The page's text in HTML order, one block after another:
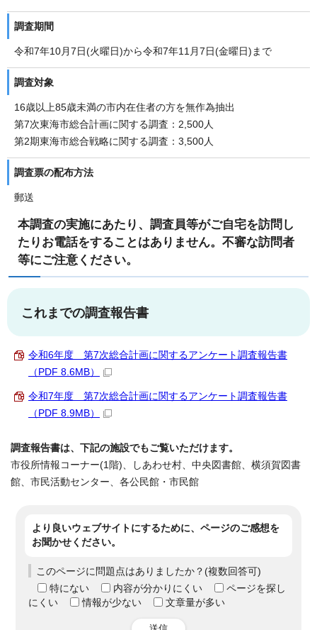
調査期間
令和7年10月7日(火曜日)から令和7年11月7日(金曜日)まで
調査対象
16歳以上85歳未満の市内在住者の方を無作為抽出
第7次東海市総合計画に関する調査：2,500人
第2期東海市総合戦略に関する調査：3,500人
調査票の配布方法
郵送
本調査の実施にあたり、調査員等がご自宅を訪問し
たりお電話をすることはありません。不審な訪問者
等にご注意ください。
これまでの調査報告書
令和6年度 第7次総合計画に関するアンケート調査報告書
（PDF 8.6MB）
令和7年度 第7次総合計画に関するアンケート調査報告書
（PDF 8.9MB）
調査報告書は、下記の施設でもご覧いただけます。
市役所情報コーナー(1階)、しあわせ村、中央図書館、横須賀図書
館、市民活動センター、各公民館・市民館
より良いウェブサイトにするために、ページのご感想を
お聞かせください。
このページに問題点はありましたか？(複数回答可)
特にない
内容が分かりにくい
ページを探し
にくい
情報が少ない 文章量が多い